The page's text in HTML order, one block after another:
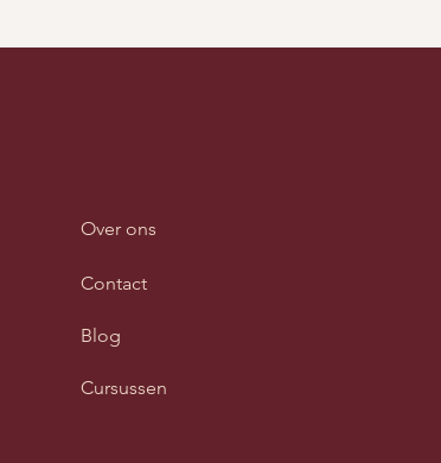
Over ons
Contact
Blog
Cursussen